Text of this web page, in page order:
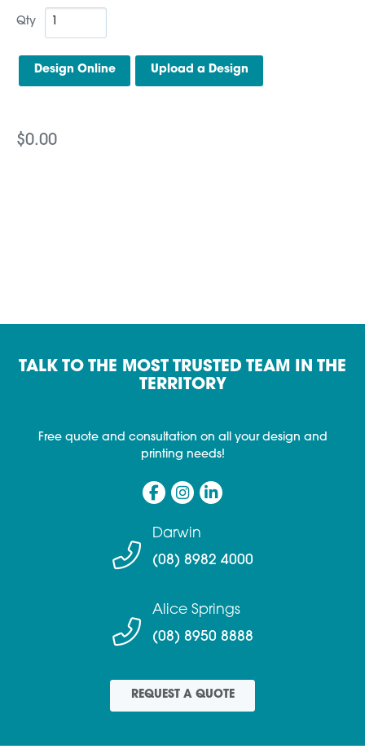
Qty
$0.00
TALK TO THE MOST TRUSTED TEAM IN THE
TERRITORY
Free quote and consultation on all your design and
printing needs!
Darwin
(08) 8982 4000
Alice Springs
(08) 8950 8888
REQUEST A QUOTE